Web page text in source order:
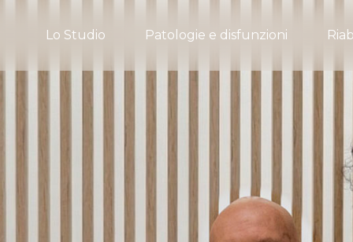
Lo Studio Patologie e disfunzioni